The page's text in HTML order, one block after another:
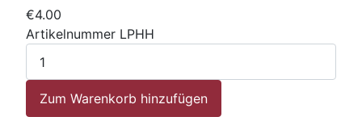
€4.00
Artikelnummer LPHH